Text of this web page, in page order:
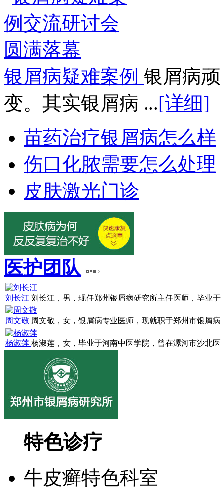
银屑病疑难案例 银屑病
变。其实银屑病 ...[详细]
苗药治疗银屑病怎么样
伤口化脓需要怎么处理
皮肤激光门诊
医护团队
刘长江 刘长江，男，现任郑州银屑病研究所主任医师，毕业
周文敬 周文敬，女，银屑病专业医师，现就职于郑州市银屑
杨淑莲 杨淑莲，女，毕业于河南中医学院，曾在漯河市沙北
特色诊疗
牛皮癣特色科室